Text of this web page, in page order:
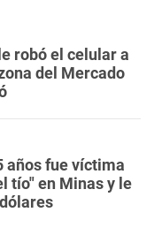
robó el celular a
del Mercado
años fue víctima
tío" en Minas y le